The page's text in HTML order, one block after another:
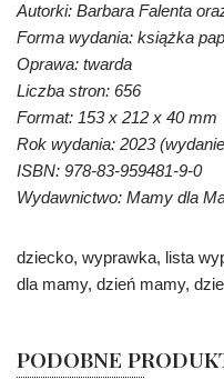
Autorki: Barbara Falenta
Forma wydania: książka
Oprawa: twarda
Liczba stron: 656
Format: 153 x 212 x 40 mm
Rok wydania: 2023
ISBN: 978-83-959481-9-0
Wydawnictwo: Mamy dla
dziecko, wyprawka, lista
dla mamy, dzień mamy,
PODOBNE